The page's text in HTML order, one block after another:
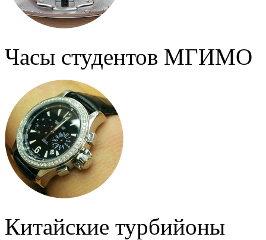
Часы студентов МГИМО
Китайские турбийоны